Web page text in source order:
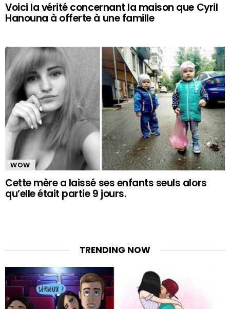
Voici la vérité concernant la maison que Cyril
Hanouna à offerte à une famille
WOW
Cette mère a laissé ses enfants seuls alors
qu’elle était partie 9 jours.
TRENDING NOW